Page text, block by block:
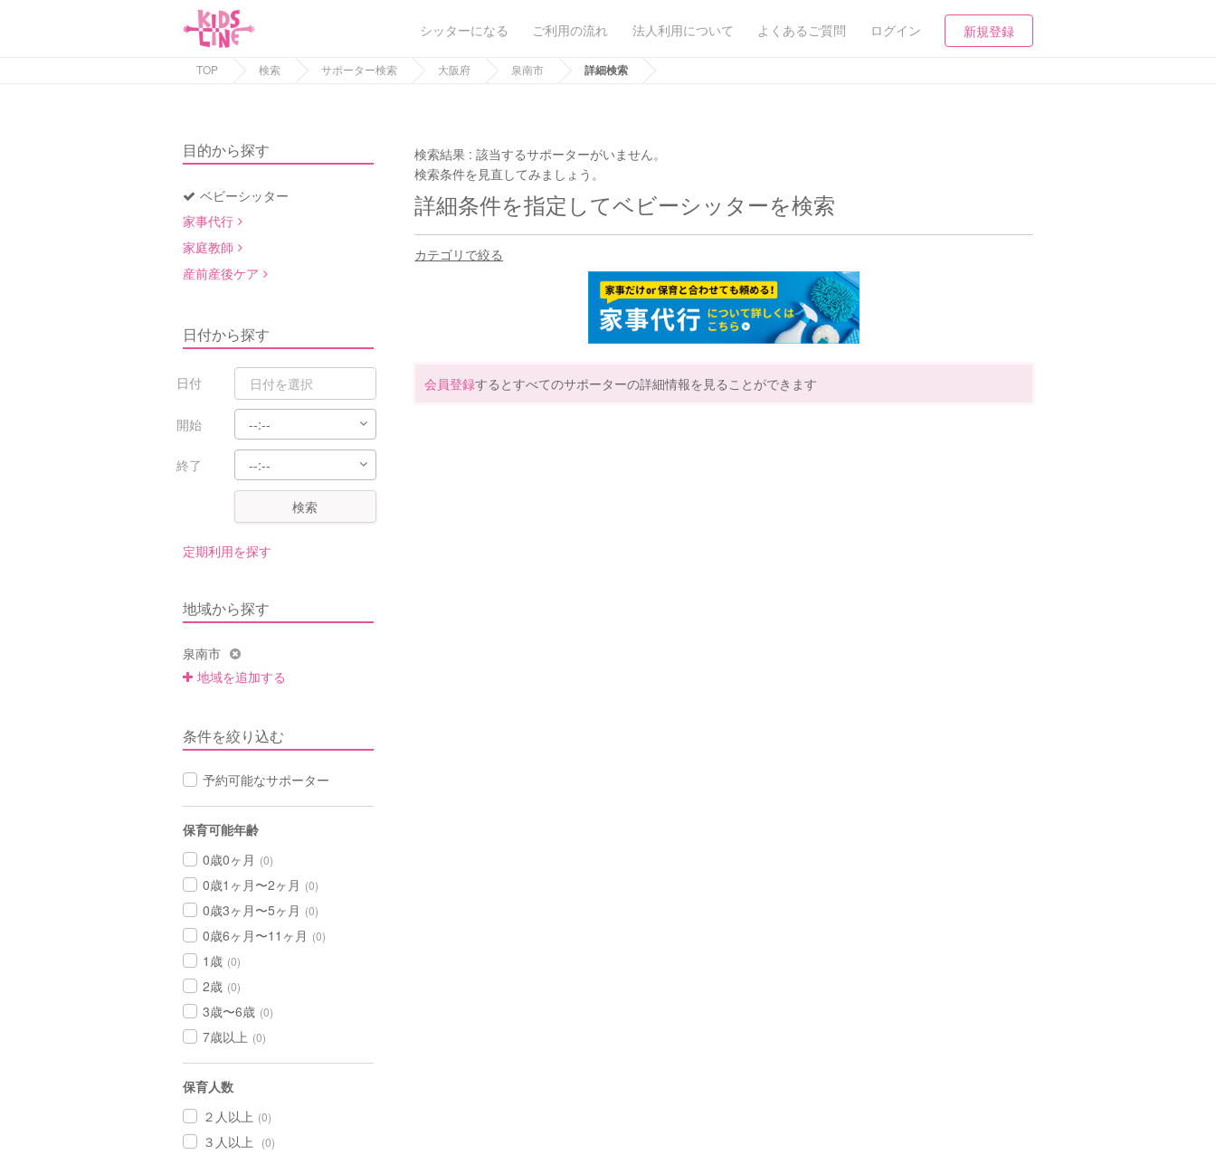
シッターになる ご利用の流れ 法人利用について よくあるご質問 ログイン 新規登録
TOP 検索 サポーター検索 大阪府 泉南市 詳細検索
目的から探す
ベビーシッター
家事代行
家庭教師
産前産後ケア
日付から探す
日付
開始
終了
検索
定期利用を探す
地域から探す
泉南市
地域を追加する
条件を絞り込む
予約可能なサポーター
保育可能年齢
0歳0ヶ月 (0)
0歳1ヶ月〜2ヶ月 (0)
0歳3ヶ月〜5ヶ月 (0)
0歳6ヶ月〜11ヶ月 (0)
1歳 (0)
2歳 (0)
3歳〜6歳 (0)
7歳以上 (0)
保育人数
２人以上 (0)
３人以上 (0)
検索結果 :該当するサポーターがいません。
検索条件を見直してみましょう。
詳細条件を指定してベビーシッターを検索
カテゴリで絞る
会員登録するとすべてのサポーターの詳細情報を見ることができます